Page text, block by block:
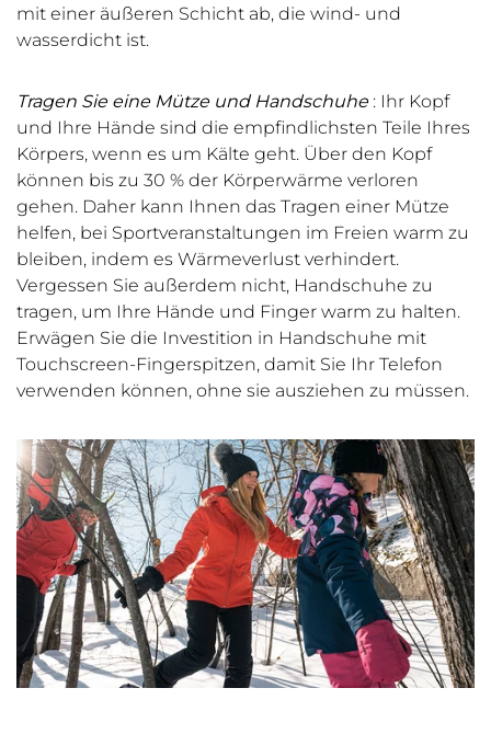
mit einer äußeren Schicht ab, die wind- und
wasserdicht ist.
Tragen Sie eine Mütze und Handschuhe: Ihr Kopf
und Ihre Hände sind die empfindlichsten Teile Ihres
Körpers, wenn es um Kälte geht. Über den Kopf
können bis zu 30 % der Körperwärme verloren
gehen. Daher kann Ihnen das Tragen einer Mütze
helfen, bei Sportveranstaltungen im Freien warm zu
bleiben, indem es Wärmeverlust verhindert.
Vergessen Sie außerdem nicht, Handschuhe zu
tragen, um Ihre Hände und Finger warm zu halten.
Erwägen Sie die Investition in Handschuhe mit
Touchscreen-Fingerspitzen, damit Sie Ihr Telefon
verwenden können, ohne sie ausziehen zu müssen.